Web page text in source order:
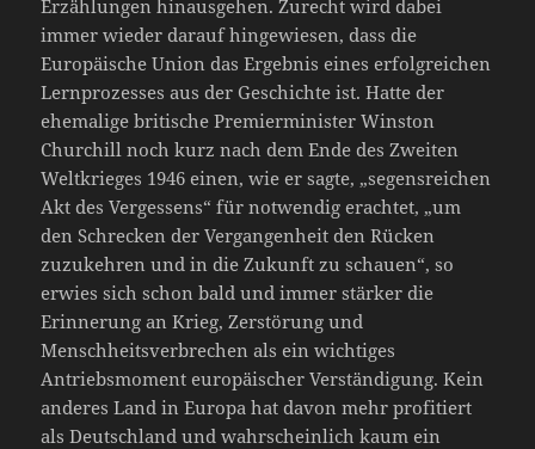
Erzählungen hinausgehen. Zurecht wird dabei
immer wieder darauf hingewiesen, dass die
Europäische Union das Ergebnis eines erfolgreichen
Lernprozesses aus der Geschichte ist. Hatte der
ehemalige britische Premierminister Winston
Churchill noch kurz nach dem Ende des Zweiten
Weltkrieges 1946 einen, wie er sagte, „segensreichen
Akt des Vergessens“ für notwendig erachtet, „um
den Schrecken der Vergangenheit den Rücken
zuzukehren und in die Zukunft zu schauen“, so
erwies sich schon bald und immer stärker die
Erinnerung an Krieg, Zerstörung und
Menschheitsverbrechen als ein wichtiges
Antriebsmoment europäischer Verständigung. Kein
anderes Land in Europa hat davon mehr profitiert
als Deutschland und wahrscheinlich kaum ein